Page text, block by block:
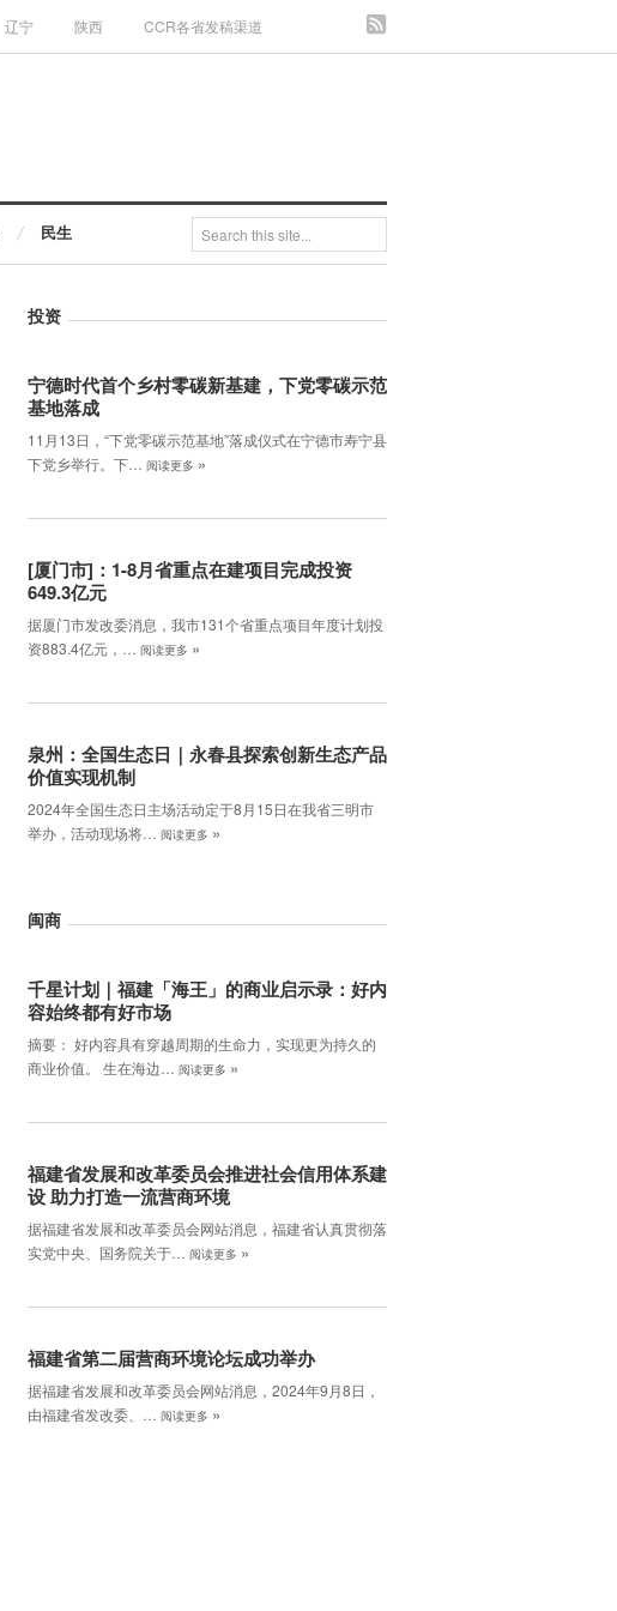
辽宁 陕西 CCR各省发稿渠道
民生
投资
宁德时代首个乡村零碳新基建，下党零碳示范
基地落成
11月13日，“下党零碳示范基地”落成仪式在宁德市寿宁县
下党乡举行。下…
阅读更多 »
[厦门市]：1-8月省重点在建项目完成投资
649.3亿元
据厦门市发改委消息，我市131个省重点项目年度计划投
资883.4亿元，…
阅读更多 »
泉州：全国生态日｜永春县探索创新生态产品
价值实现机制
2024年全国生态日主场活动定于8月15日在我省三明市
举办，活动现场将…
阅读更多 »
闽商
千星计划｜福建「海王」的商业启示录：好内
容始终都有好市场
摘要： 好内容具有穿越周期的生命力，实现更为持久的
商业价值。 生在海边…
阅读更多 »
福建省发展和改革委员会推进社会信用体系建
设 助力打造一流营商环境
据福建省发展和改革委员会网站消息，福建省认真贯彻落
实党中央、国务院关于…
阅读更多 »
福建省第二届营商环境论坛成功举办
据福建省发展和改革委员会网站消息，2024年9月8日，
由福建省发改委、…
阅读更多 »